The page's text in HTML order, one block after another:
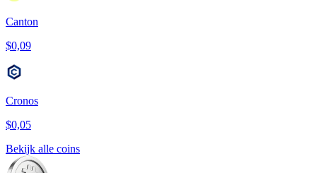
Canton
$0,09
Cronos
$0,05
Bekijk alle coins